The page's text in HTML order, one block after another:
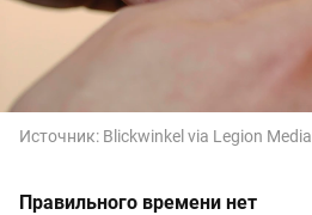
Источник: Blickwinkel via Legion Media
Правильного времени нет